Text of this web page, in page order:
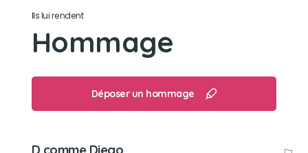
Bourrique tendre, paillasson à gratouilles, hurleur
"Mais vous êtes oùùùùù ?" dès que nous
disparaissions de sa vue.
Ils lui rendent
Hommage
Déposer un hommage